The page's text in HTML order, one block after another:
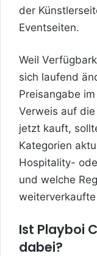
der
Eventseiten.
Weil
sich laufend
Preisangabe
Verweis auf
jetzt kauft,
Kategorien
Hospitality-
und welche
Ist Playboi
dabei?